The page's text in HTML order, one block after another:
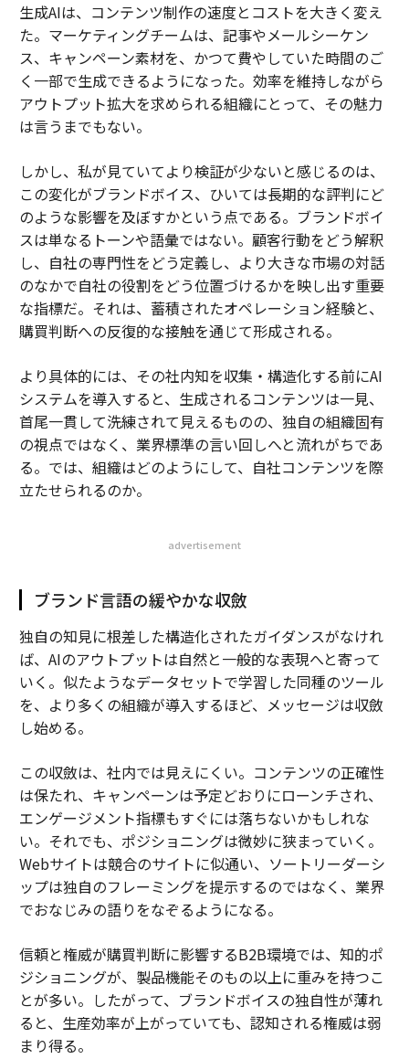
生成AIは、コンテンツ制作の速度とコストを大きく変え
た。マーケティングチームは、記事やメールシーケン
ス、キャンペーン素材を、かつて費やしていた時間のご
く一部で生成できるようになった。効率を維持しながら
アウトプット拡大を求められる組織にとって、その魅力
は言うまでもない。
しかし、私が見ていてより検証が少ないと感じるのは、
この変化がブランドボイス、ひいては長期的な評判にど
のような影響を及ぼすかという点である。ブランドボイ
スは単なるトーンや語彙ではない。顧客行動をどう解釈
し、自社の専門性をどう定義し、より大きな市場の対話
のなかで自社の役割をどう位置づけるかを映し出す重要
な指標だ。それは、蓄積されたオペレーション経験と、
購買判断への反復的な接触を通じて形成される。
より具体的には、その社内知を収集・構造化する前にAI
システムを導入すると、生成されるコンテンツは一見、
首尾一貫して洗練されて見えるものの、独自の組織固有
の視点ではなく、業界標準の言い回しへと流れがちであ
る。では、組織はどのようにして、自社コンテンツを際
立たせられるのか。
advertisement
ブランド言語の緩やかな収斂
独自の知見に根差した構造化されたガイダンスがなけれ
ば、AIのアウトプットは自然と一般的な表現へと寄って
いく。似たようなデータセットで学習した同種のツール
を、より多くの組織が導入するほど、メッセージは収斂
し始める。
この収斂は、社内では見えにくい。コンテンツの正確性
は保たれ、キャンペーンは予定どおりにローンチされ、
エンゲージメント指標もすぐには落ちないかもしれな
い。それでも、ポジショニングは微妙に狭まっていく。
Webサイトは競合のサイトに似通い、ソートリーダーシ
ップは独自のフレーミングを提示するのではなく、業界
でおなじみの語りをなぞるようになる。
信頼と権威が購買判断に影響するB2B環境では、知的ポ
ジショニングが、製品機能そのもの以上に重みを持つこ
とが多い。したがって、ブランドボイスの独自性が薄れ
ると、生産効率が上がっていても、認知される権威は弱
まり得る。